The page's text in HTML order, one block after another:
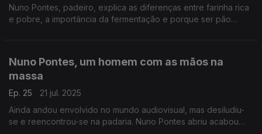
Nuno Pontes, padeiro, explica as diferenças entre farinha rica
e pobre, a importância da fermentação e porque ser pão
Nuno Pontes, um homem com as mãos na
massa
Ep. 25
21 jul. 2025
Ainda andou envolvido no mundo audiovisual, mas desiludiu-
se e reencontrou-se na padaria. Nuno Pontes abriu acabou